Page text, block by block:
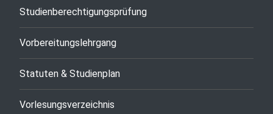
Studienberechtigungsprüfung
Vorbereitungslehrgang
Statuten & Studienplan
Vorlesungsverzeichnis